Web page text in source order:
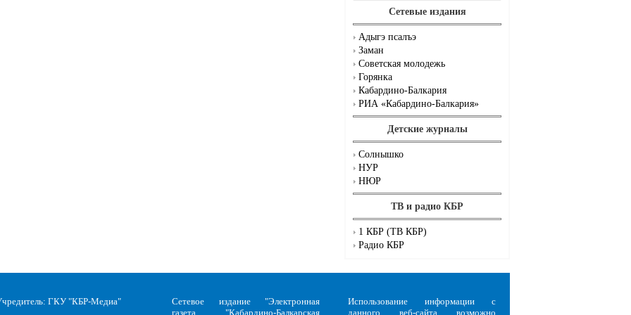
Сетевые издания
Адыгэ псалъэ
Заман
Советская молодежь
Горянка
Кабардино-Балкария
РИА «Кабардино-Балкария»
Детские журналы
Солнышко
НУР
НЮР
ТВ и радио КБР
1 КБР (ТВ КБР)
Радио КБР
ГКУ "КБР-Медиа"
Сетевое издание "Электронная
газета "Кабардино-Балкарская
Использование информации с
данного веб-сайта возможно